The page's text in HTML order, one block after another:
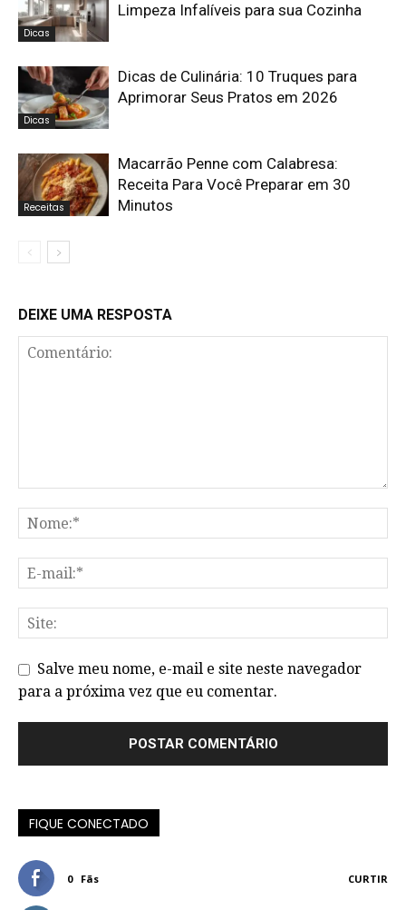
Dicas
Limpeza Infalíveis para sua Cozinha
Dicas
Dicas de Culinária: 10 Truques para
Aprimorar Seus Pratos em 2026
Receitas
Macarrão Penne com Calabresa:
Receita Para Você Preparar em 30
Minutos
DEIXE UMA RESPOSTA
Salve meu nome, e-mail e site neste navegador
para a próxima vez que eu comentar.
FIQUE CONECTADO
0 Fãs CURTIR